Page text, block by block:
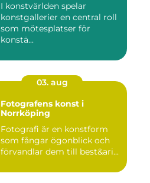
I konstvärlden spelar
konstgallerier en central roll
som mötesplatser för
konstä...
03. aug
Fotografens konst i
Norrköping
Fotografi är en konstform
som fångar ögonblick och
förvandlar dem till best&ari...